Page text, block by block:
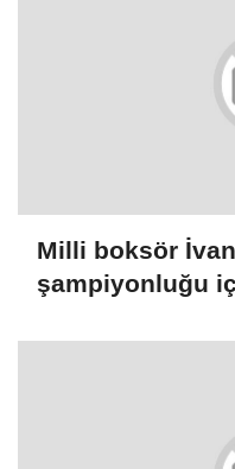
Milli boksör
şampiyonluğu